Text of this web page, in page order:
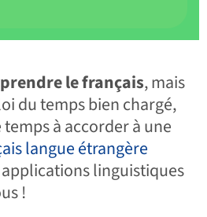
le français, mais
du temps bien chargé,
temps à accorder à une
langue étrangère
linguistiques
!